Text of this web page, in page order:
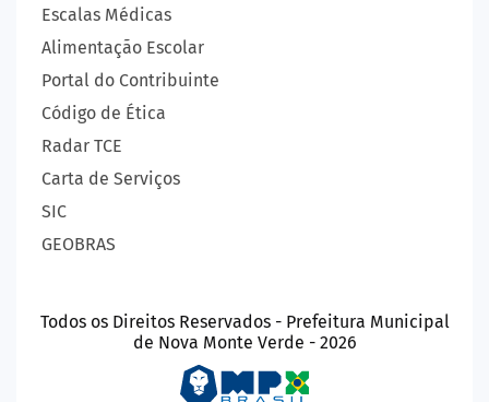
Escalas Médicas
Alimentação Escolar
Portal do Contribuinte
Código de Ética
Radar TCE
Carta de Serviços
SIC
GEOBRAS
Todos os Direitos Reservados - Prefeitura Municipal
de Nova Monte Verde - 2026